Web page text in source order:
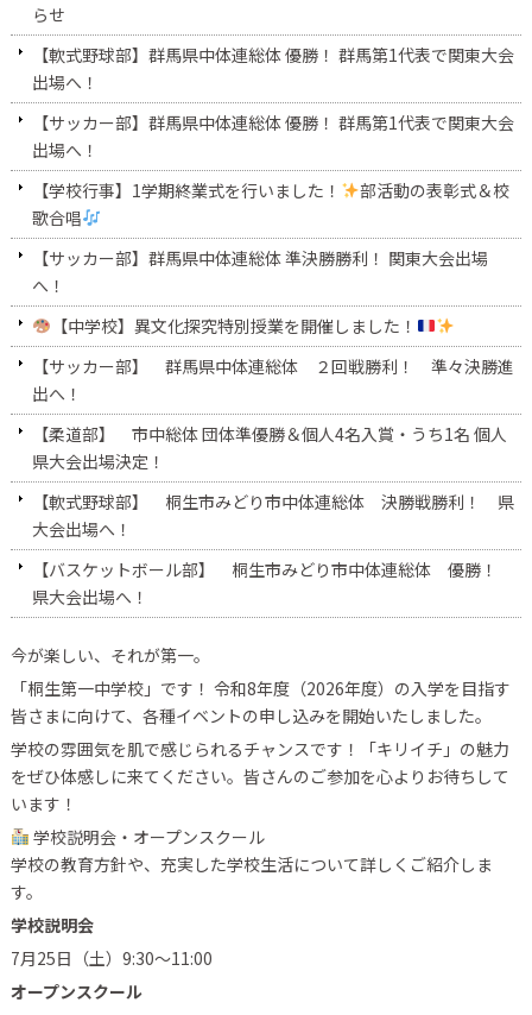
らせ
【軟式野球部】群馬県中体連総体 優勝！ 群馬第1代表で関東大会
出場へ！
【サッカー部】群馬県中体連総体 優勝！ 群馬第1代表で関東大会
出場へ！
【学校行事】1学期終業式を行いました！
部活動の表彰式＆校
歌合唱
【サッカー部】群馬県中体連総体 準決勝勝利！ 関東大会出場
へ！
【中学校】異文化探究特別授業を開催しました！
【サッカー部】 群馬県中体連総体 ２回戦勝利！ 準々決勝進
出へ！
【柔道部】 市中総体 団体準優勝＆個人4名入賞・うち1名 個人
県大会出場決定！
【軟式野球部】 桐生市みどり市中体連総体 決勝戦勝利！ 県
大会出場へ！
【バスケットボール部】 桐生市みどり市中体連総体 優勝！
県大会出場へ！
今が楽しい、それが第一。
「桐生第一中学校」です！ 令和8年度（2026年度）の入学を目指す
皆さまに向けて、各種イベントの申し込みを開始いたしました。
学校の雰囲気を肌で感じられるチャンスです！「キリイチ」の魅力
をぜひ体感しに来てください。皆さんのご参加を心よりお待ちして
います！
学校説明会・オープンスクール
学校の教育方針や、充実した学校生活について詳しくご紹介しま
す。
学校説明会
7月25日（土）9:30〜11:00
オープンスクール